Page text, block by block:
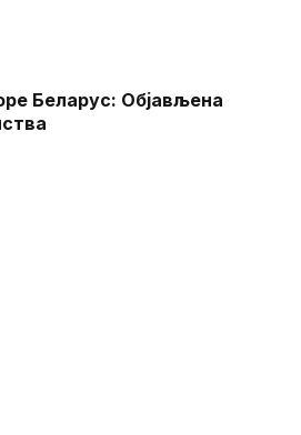
Беларус: Објављена